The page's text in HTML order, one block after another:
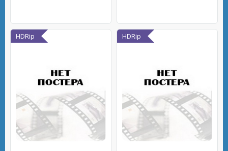
HDRip HDRip